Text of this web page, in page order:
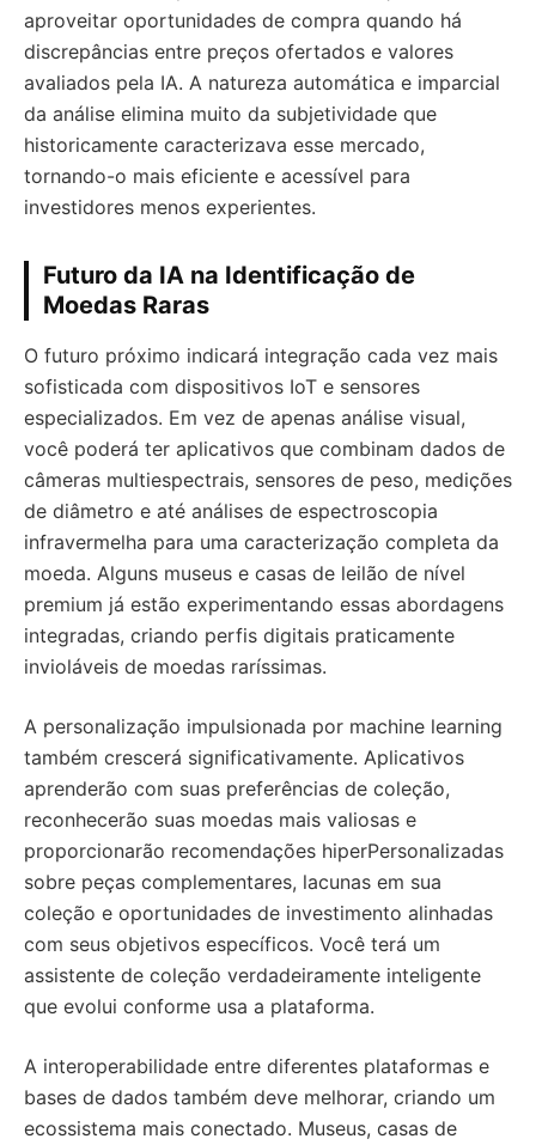
aproveitar oportunidades de compra quando há
discrepâncias entre preços ofertados e valores
avaliados pela IA. A natureza automática e imparcial
da análise elimina muito da subjetividade que
historicamente caracterizava esse mercado,
tornando-o mais eficiente e acessível para
investidores menos experientes.
Futuro da IA na Identificação de
Moedas Raras
O futuro próximo indicará integração cada vez mais
sofisticada com dispositivos IoT e sensores
especializados. Em vez de apenas análise visual,
você poderá ter aplicativos que combinam dados de
câmeras multiespectrais, sensores de peso, medições
de diâmetro e até análises de espectroscopia
infravermelha para uma caracterização completa da
moeda. Alguns museus e casas de leilão de nível
premium já estão experimentando essas abordagens
integradas, criando perfis digitais praticamente
invioláveis de moedas raríssimas.
A personalização impulsionada por machine learning
também crescerá significativamente. Aplicativos
aprenderão com suas preferências de coleção,
reconhecerão suas moedas mais valiosas e
proporcionarão recomendações hiperPersonalizadas
sobre peças complementares, lacunas em sua
coleção e oportunidades de investimento alinhadas
com seus objetivos específicos. Você terá um
assistente de coleção verdadeiramente inteligente
que evolui conforme usa a plataforma.
A interoperabilidade entre diferentes plataformas e
bases de dados também deve melhorar, criando um
ecossistema mais conectado. Museus, casas de